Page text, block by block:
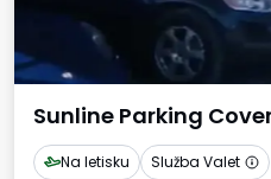
Sunline Parking
Na letisku Služba Valet